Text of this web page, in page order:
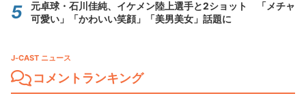
元卓球・石川佳純、イケメン陸上選手と2ショット 「メチャ
可愛い」「かわいい笑顔」「美男美女」話題に
J-CAST ニュース
コメントランキング